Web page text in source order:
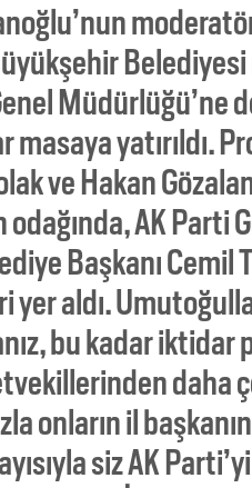
Müdürlüğü’ne
masaya yatırıldı.
ve Hakan
AK Parti
Başkanı Cemil
yer aldı.
bu kadar
daha
onların il
siz AK